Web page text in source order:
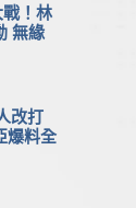
！林
無緣
改打
爆料全